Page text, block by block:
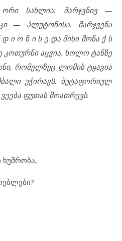
ორი სახლია: მარჯვნივ —
— პლუტონისა. მარჯვენა
ი ო ნ ი ს ე და მისი მონა ქ ს
კოთურნი აცვია, ხოლო ტანზე
რომელზეც ლომის ტყავია
უჭირავს. ბუტაფორიულ
ფუთას მოათრევს.
ხუმრობა,